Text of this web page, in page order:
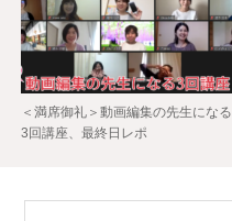
＜満席御礼＞動画編集の先生になる
3回講座、最終日レポ